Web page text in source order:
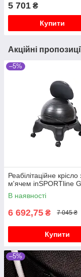
5 701 ₴
Купити
Акційні
–5%
Реабілітаційне крісло
м'ячем inSPORTline
В наявності
6 692,75 ₴ 7 045 ₴
Купити
–5%